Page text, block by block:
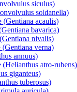
siculus)
soldanella)
(Gentiana acaulis)
bavarica)
nivalis)
verna)
annuus)
atro-rubens)
giganteus)
tuberosus)